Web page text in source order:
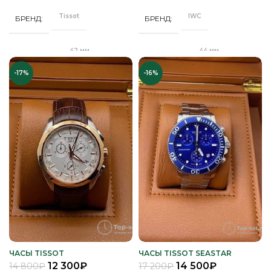
Минеральное
ЦВЕТ БРАСЛЕТА Серебро
ЦВЕТ КОРПУСА Серебро
ЦИФЕРБЛАТ Синий
Минеральное
ЦВЕТ БРАСЛЕТА
ЦВЕТ КОРПУСА Серебро
ЦИФЕРБЛАТ Черный
БРЕНД Tissot
42 мм
ЗАСТЕЖКА
КОРПУС
Качественная
часовая сталь
МЕХАНИЗМ Кварц
ПОКРЫТИЕ
защитное IPG
покрытие
Часы мужские
БРЕНД IWC
44 мм
ЗАСТЕЖКА "Бабочка"
КОРПУС
Качественная
часовая сталь
МЕХАНИЗМ Кварц
ПОКРЫТИЕ
Полное
защитное IPS
покрытие
Часы мужские
-17%
ЧАСЫ TISSOT
14 800₽ 12 300₽
-16%
ЧАСЫ TISSOT SEASTAR
17 200₽ 14 500₽